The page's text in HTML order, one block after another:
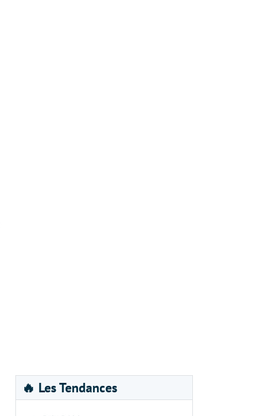
🔥 Les Tendances